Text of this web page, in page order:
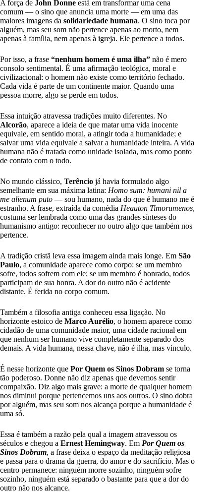
A força de John Donne está em transformar uma cena
comum — o sino que anuncia uma morte — em uma das
maiores imagens da solidariedade humana. O sino toca por
alguém, mas seu som não pertence apenas ao morto, nem
apenas à família, nem apenas à igreja. Ele pertence a todos.
Por isso, a frase “nenhum homem é uma ilha” não é mero
consolo sentimental. É uma afirmação teológica, moral e
civilizacional: o homem não existe como território fechado.
Cada vida é parte de um continente maior. Quando uma
pessoa morre, algo se perde em todos.
Essa intuição atravessa tradições muito diferentes. No
Alcorão, aparece a ideia de que matar uma vida inocente
equivale, em sentido moral, a atingir toda a humanidade; e
salvar uma vida equivale a salvar a humanidade inteira. A vida
humana não é tratada como unidade isolada, mas como ponto
de contato com o todo.
No mundo clássico, Terêncio já havia formulado algo
semelhante em sua máxima latina: Homo sum: humani nil a
me alienum puto — sou humano, nada do que é humano me é
estranho. A frase, extraída da comédia Heauton Timorumenos,
costuma ser lembrada como uma das grandes sínteses do
humanismo antigo: reconhecer no outro algo que também nos
pertence.
A tradição cristã leva essa imagem ainda mais longe. Em São
Paulo, a comunidade aparece como corpo: se um membro
sofre, todos sofrem com ele; se um membro é honrado, todos
participam de sua honra. A dor do outro não é acidente
distante. É ferida no corpo comum.
Também a filosofia antiga conheceu essa ligação. No
horizonte estoico de Marco Aurélio, o homem aparece como
cidadão de uma comunidade maior, uma cidade racional em
que nenhum ser humano vive completamente separado dos
demais. A vida humana, nessa chave, não é ilha, mas vínculo.
É nesse horizonte que Por Quem os Sinos Dobram se torna
tão poderoso. Donne não diz apenas que devemos sentir
compaixão. Diz algo mais grave: a morte de qualquer homem
nos diminui porque pertencemos uns aos outros. O sino dobra
por alguém, mas seu som nos alcança porque a humanidade é
uma só.
Essa é também a razão pela qual a imagem atravessou os
séculos e chegou a Ernest Hemingway. Em Por Quem os
Sinos Dobram, a frase deixa o espaço da meditação religiosa
e passa para o drama da guerra, do amor e do sacrifício. Mas o
centro permanece: ninguém morre sozinho, ninguém sofre
sozinho, ninguém está separado o bastante para que a dor do
outro não nos alcance.